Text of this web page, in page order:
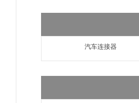
汽车连接器